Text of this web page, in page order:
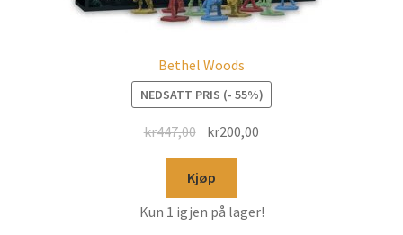
Bethel Woods
NEDSATT PRIS (- 55%)
kr447,00 kr200,00
Kjøp
Kun 1 igjen på lager!